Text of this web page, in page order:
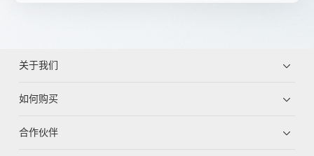
关于我们
如何购买
合作伙伴